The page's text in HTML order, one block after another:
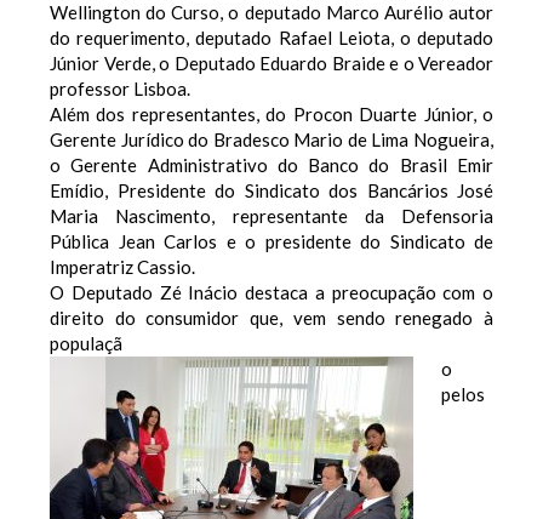
Wellington do Curso, o deputado Marco Aurélio autor
do requerimento, deputado Rafael Leiota, o deputado
Júnior Verde, o Deputado Eduardo Braide e o Vereador
professor Lisboa.
Além dos representantes, do Procon Duarte Júnior, o
Gerente Jurídico do Bradesco Mario de Lima Nogueira,
o Gerente Administrativo do Banco do Brasil Emir
Emídio, Presidente do Sindicato dos Bancários José
Maria Nascimento, representante da Defensoria
Pública Jean Carlos e o presidente do Sindicato de
Imperatriz Cassio.
O Deputado Zé Inácio destaca a preocupação com o
direito do consumidor que, vem sendo renegado à
populaçã
o
pelos